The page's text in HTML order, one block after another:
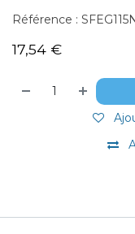
Référence :
17,54 €